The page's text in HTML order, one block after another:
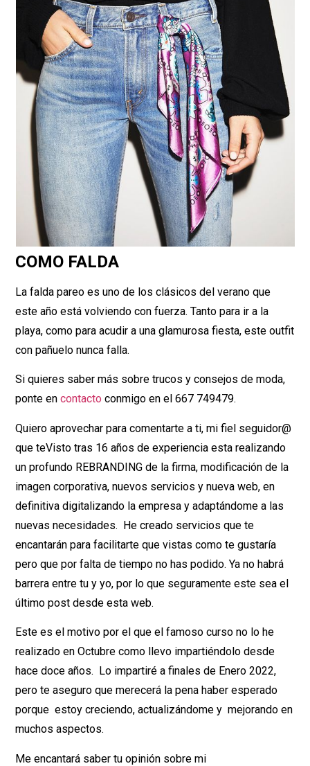
COMO FALDA
La falda pareo es uno de los clásicos del verano que
este año está volviendo con fuerza. Tanto para ir a la
playa, como para acudir a una glamurosa fiesta, este outfit
con pañuelo nunca falla.
Si quieres saber más sobre trucos y consejos de moda,
ponte encontacto conmigo en el 667 749479.
Quiero aprovechar para comentarte a ti, mi fiel seguidor@
que teVisto tras 16 años de experiencia esta realizando
un profundo REBRANDING de la firma, modificación de la
imagen corporativa, nuevos servicios y nueva web, en
definitiva digitalizando la empresa y adaptándome a las
nuevas necesidades. He creado servicios que te
encantarán para facilitarte que vistas como te gustaría
pero que por falta de tiempo no has podido. Ya no habrá
barrera entre tu y yo, por lo que seguramente este sea el
último post desde esta web.
Este es el motivo por el que el famoso curso no lo he
realizado en Octubre como llevo impartiéndolo desde
hace doce años. Lo impartiré a finales de Enero 2022,
pero te aseguro que merecerá la pena haber esperado
porque estoy creciendo, actualizándome y mejorando en
muchos aspectos.
Me encantará saber tu opinión sobre mi